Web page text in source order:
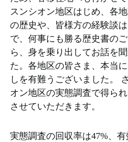
スンシオン地区はじめ、各
の歴史や、皆様方の経験談
で、何事にも勝る歴史書の
ら、身を乗り出してお話を
た。各地区の皆さま、本当
しを有難うございました。
オン地区の実態調査で得ら
させていただきます。
実態調査の回収率は47%、